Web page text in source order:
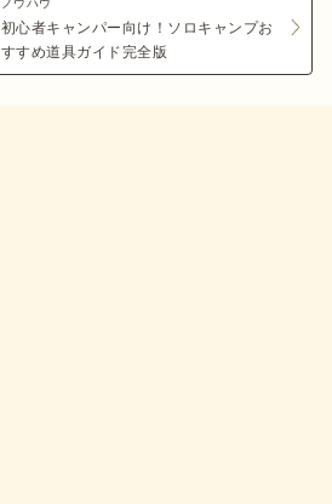
ノウハウ
初心者キャンパー向け！ソロキャンプお
すすめ道具ガイド完全版